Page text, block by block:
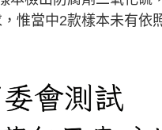
惟當中2款樣本未有依